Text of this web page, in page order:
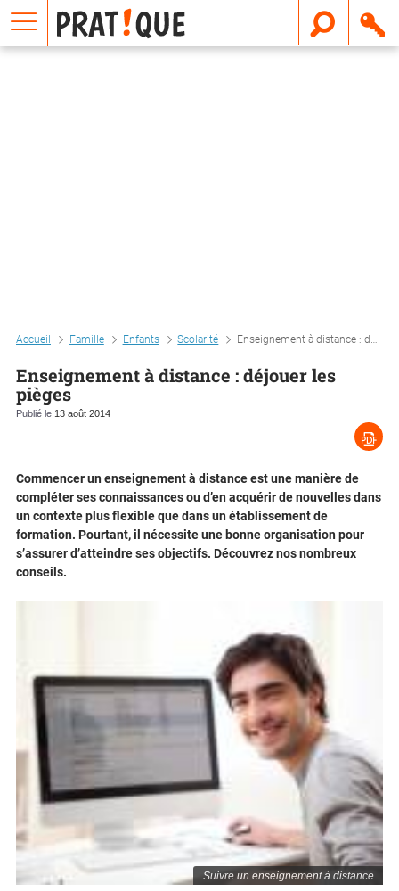
Accueil Famille Enfants Scolarité Enseignement à distance : déjouer les pièges
Enseignement à distance : déjouer les
pièges
Publié le 13 août 2014
Suivre un enseignement à distance
Commencer un enseignement à distance est une manière de
compléter ses connaissances ou d’en acquérir de nouvelles dans
un contexte plus flexible que dans un établissement de
formation. Pourtant, il nécessite une bonne organisation pour
s’assurer d’atteindre ses objectifs. Découvrez nos nombreux
conseils.
E
m
a